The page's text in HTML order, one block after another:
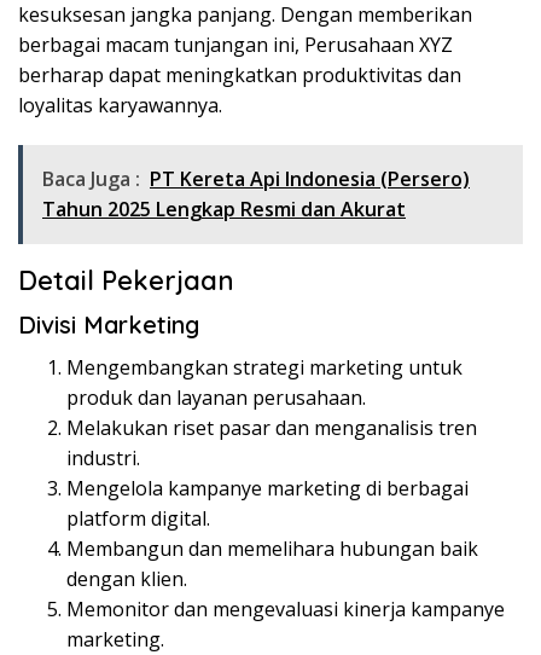
kesuksesan jangka panjang. Dengan memberikan
berbagai macam tunjangan ini, Perusahaan XYZ
berharap dapat meningkatkan produktivitas dan
loyalitas karyawannya.
Baca Juga : PT Kereta Api Indonesia (Persero)
Tahun 2025 Lengkap Resmi dan Akurat
Detail Pekerjaan
Divisi Marketing
Mengembangkan strategi marketing untuk
produk dan layanan perusahaan.
Melakukan riset pasar dan menganalisis tren
industri.
Mengelola kampanye marketing di berbagai
platform digital.
Membangun dan memelihara hubungan baik
dengan klien.
Memonitor dan mengevaluasi kinerja kampanye
marketing.